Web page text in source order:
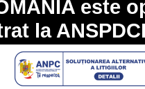
este
la